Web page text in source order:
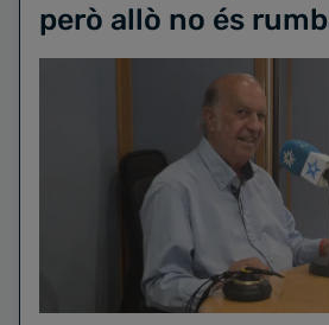
però allò no és